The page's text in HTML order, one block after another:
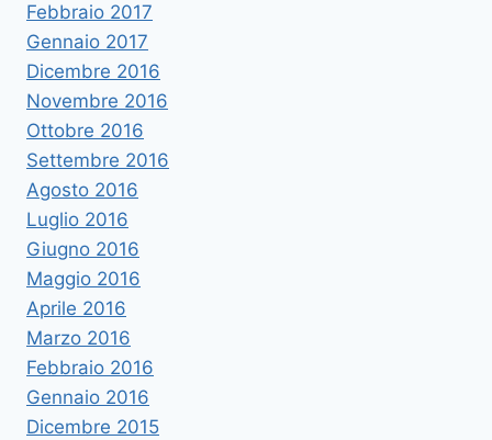
Febbraio 2017
Gennaio 2017
Dicembre 2016
Novembre 2016
Ottobre 2016
Settembre 2016
Agosto 2016
Luglio 2016
Giugno 2016
Maggio 2016
Aprile 2016
Marzo 2016
Febbraio 2016
Gennaio 2016
Dicembre 2015